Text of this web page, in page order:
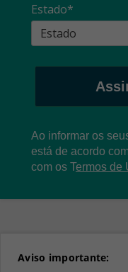
Estado*
Ao informar os
está de acordo
com os Termos de
Aviso importante: